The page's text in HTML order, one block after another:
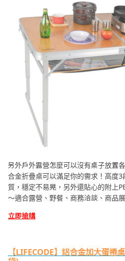
另外戶外露營怎麼可以沒有桌子放置
合金折疊桌可以滿足你的需求！高度
質，穩定不易晃，另外還貼心的附上
～適合露營、野餐、商務洽談、商品
立即搶購
【LIFECODE】鋁合金加大蛋